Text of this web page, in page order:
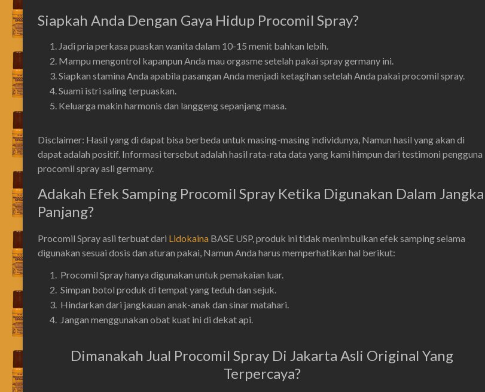
Siapkah Anda Dengan Gaya Hidup Procomil Spray?
Jadi pria perkasa puaskan wanita dalam 10-15 menit bahkan lebih.
Mampu mengontrol kapanpun Anda mau orgasme setelah pakai spray germany ini.
Siapkan stamina Anda apabila pasangan Anda menjadi ketagihan setelah Anda pakai procomil spray.
Suami istri saling terpuaskan.
Keluarga makin harmonis dan langgeng sepanjang masa.
Disclaimer: Hasil yang di dapat bisa berbeda untuk masing-masing individunya, Namun hasil yang akan di
dapat adalah positif. Informasi tersebut adalah hasil rata-rata data yang kami himpun dari testimoni pengguna
procomil spray asli germany.
Adakah Efek Samping Procomil Spray Ketika Digunakan Dalam Jangka
Panjang?
Procomil Spray asli terbuat dari Lidokaina BASE USP, produk ini tidak menimbulkan efek samping selama
digunakan sesuai dosis dan aturan pakai, Namun Anda harus memperhatikan hal berikut:
Procomil Spray hanya digunakan untuk pemakaian luar.
Simpan botol produk di tempat yang teduh dan sejuk.
Hindarkan dari jangkauan anak-anak dan sinar matahari.
Jangan menggunakan obat kuat ini di dekat api.
Dimanakah Jual Procomil Spray Di Jakarta Asli Original Yang
Terpercaya?